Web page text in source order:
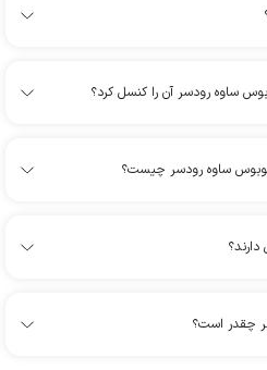
ساوه رودسر آن را کنسل کرد؟
ساوه رودسر چیست؟
چقدر است؟